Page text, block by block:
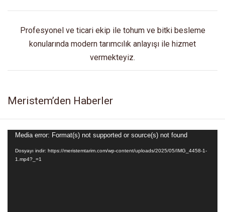
Profesyonel ve ticari ekip ile tohum ve bitki besleme
konularında modern tarımcılık anlayışı ile hizmet
vermekteyiz.
Meristem’den Haberler
Video
oynatıcı
Media error: Format(s) not supported or source(s) not found
Dosyayı indir: https://meristemtarim.com/wp-content/uploads/2025/05/IMG_4458-1-
1.mp4?_=1